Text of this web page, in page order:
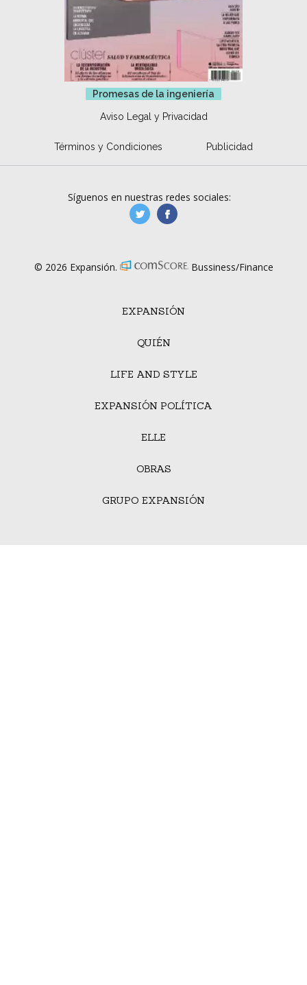
Promesas de la ingeniería
Aviso Legal y Privacidad
Términos y Condiciones Publicidad
EXPANSIÓN
QUIÉN
LIFE AND STYLE
EXPANSIÓN POLÍTICA
ELLE
OBRAS
GRUPO EXPANSIÓN
Síguenos en nuestras redes sociales:
manufacturaGE
© 2026 Expansión. Bussiness/Finance